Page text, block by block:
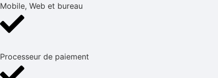
Mobile, Web et bureau
Processeur de paiement